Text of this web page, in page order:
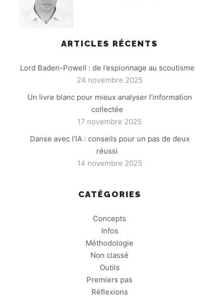
ARTICLES RÉCENTS
Lord Baden-Powell : de l’espionnage au scoutisme
24 novembre 2025
Un livre blanc pour mieux analyser l’information
collectée
17 novembre 2025
Danse avec l’IA : conseils pour un pas de deux
réussi
14 novembre 2025
CATÉGORIES
Concepts
Infos
Méthodologie
Non classé
Outils
Premiers pas
Réflexions